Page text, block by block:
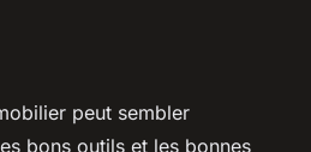
peut sembler
bons outils et les bonnes